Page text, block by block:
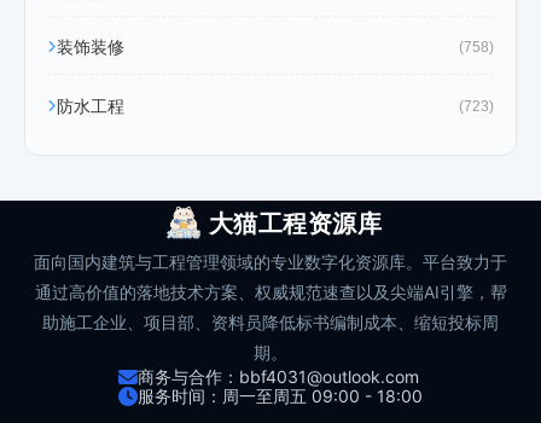
装饰装修 (758)
防水工程 (723)
大猫工程资源库
面向国内建筑与工程管理领域的专业数字化资源库。平台致力于
通过高价值的落地技术方案、权威规范速查以及尖端AI引擎，帮
助施工企业、项目部、资料员降低标书编制成本、缩短投标周
期。
商务与合作：bbf4031@outlook.com
服务时间：周一至周五 09:00 - 18:00